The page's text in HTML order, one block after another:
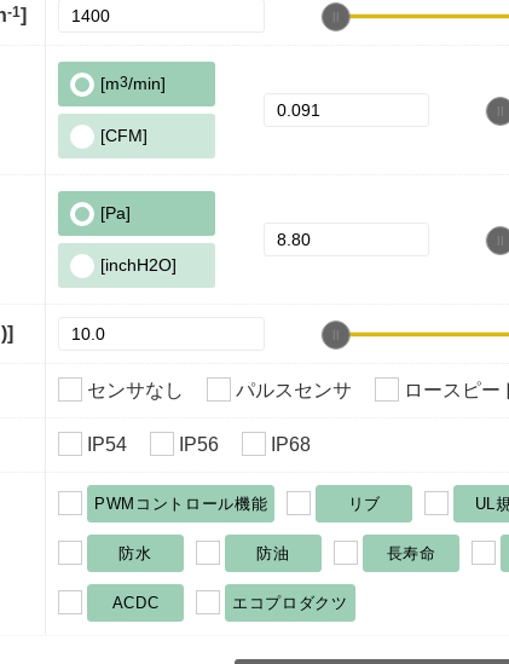
-1]
[m3/min]
[CFM]
[Pa]
[inchH2O]
センサなし パルスセンサ ロースピー
IP54 IP56 IP68
PWMコントロール機能 リブ UL
防水 防油 長寿命
ACDC エコプロダクツ